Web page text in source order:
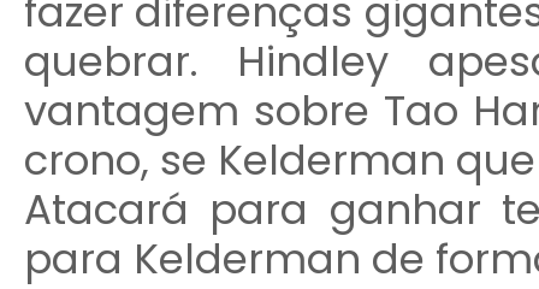
fazer diferenças
quebrar. Hindley
vantagem sobre Tao
crono, se Kelderman
Atacará para ganhar
para Kelderman de